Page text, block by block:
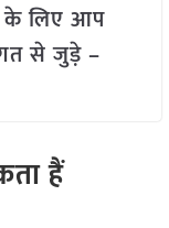
के लिए आप
से जुड़े –
हैं